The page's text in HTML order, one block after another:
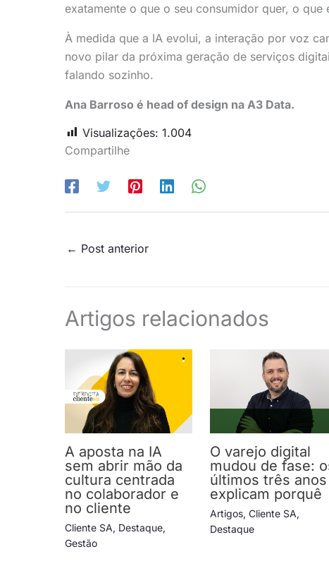
exatamente o que o seu consumidor quer, o
À medida que a IA evolui, a interação por voz
novo pilar da próxima geração de serviços
falando sozinho.
Ana Barroso é head of design na A3 Data.
Visualizações: 1.004
Compartilhe
← Post anterior
Artigos relacionados
A aposta na IA
sem abrir mão da
cultura centrada
no colaborador e
no cliente
Cliente SA, Destaque,
Gestão
O varejo digital
mudou de fase:
últimos três anos
explicam porquê
Artigos,Cliente SA,
Destaque